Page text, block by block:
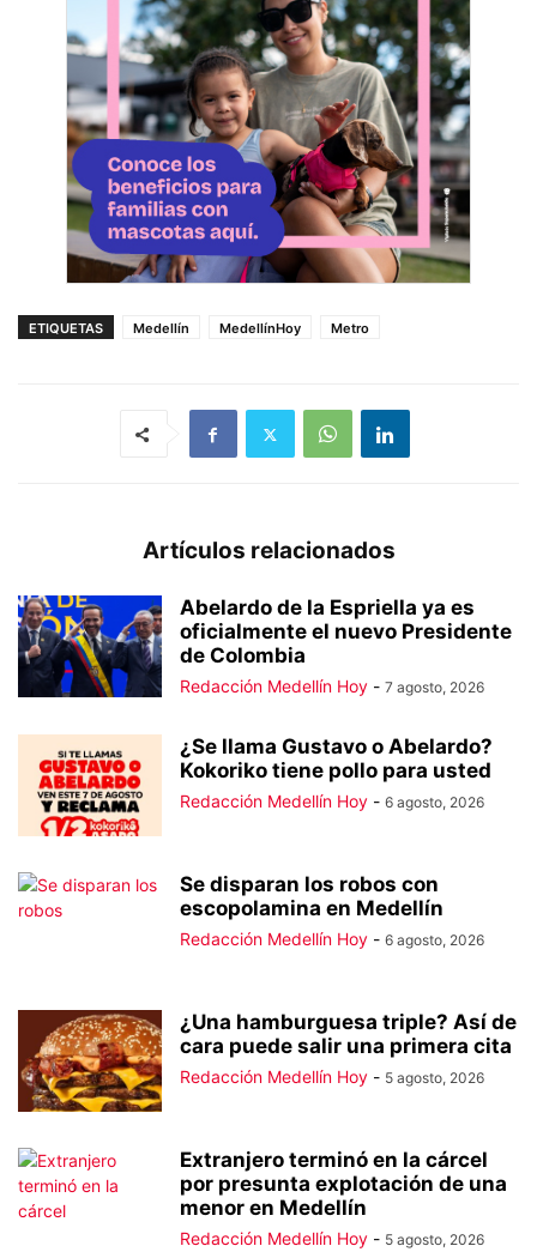
ETIQUETAS Medellín MedellínHoy Metro
Artículos relacionados
Abelardo de la Espriella ya es
oficialmente el nuevo Presidente
de Colombia
Redacción Medellín Hoy - 7 agosto, 2026
¿Se llama Gustavo o Abelardo?
Kokoriko tiene pollo para usted
Redacción Medellín Hoy - 6 agosto, 2026
Se disparan los robos con
escopolamina en Medellín
Redacción Medellín Hoy - 6 agosto, 2026
¿Una hamburguesa triple? Así de
cara puede salir una primera cita
Redacción Medellín Hoy - 5 agosto, 2026
Extranjero terminó en la cárcel
por presunta explotación de una
menor en Medellín
Redacción Medellín Hoy - 5 agosto, 2026